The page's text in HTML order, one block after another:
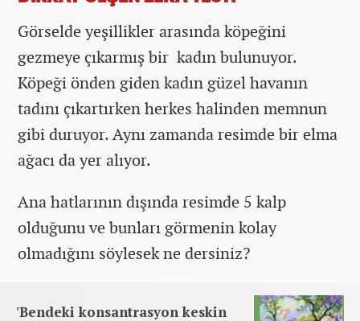
Görselde yeşillikler arasında köpeğini
gezmeye çıkarmış bir kadın bulunuyor.
Köpeği önden giden kadın güzel havanın
tadını çıkartırken herkes halinden memnun
gibi duruyor. Aynı zamanda resimde bir elma
ağacı da yer alıyor.
Ana hatlarının dışında resimde 5 kalp
olduğunu ve bunları görmenin kolay
olmadığını söylesek ne dersiniz?
'Bendeki konsantrasyon keskin